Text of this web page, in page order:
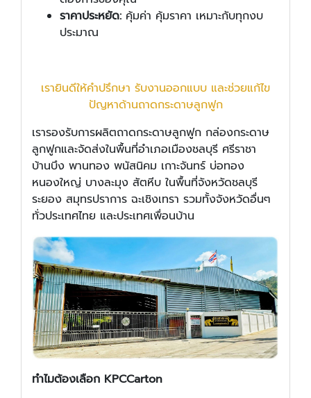
ราคาประหยัด: คุ้มค่า คุ้มราคา เหมาะกับทุกงบ
ประมาณ
เรายินดีให้คำปรึกษา รับงานออกแบบ และช่วยแก้ไข
ปัญหาด้านถาดกระดาษลูกฟูก
เรารองรับการผลิตถาดกระดาษลูกฟูก กล่องกระดาษ
ลูกฟูกและจัดส่งในพื้นที่อำเภอเมืองชลบุรี ศรีราชา
บ้านบึง พานทอง พนัสนิคม เกาะจันทร์ บ่อทอง
หนองใหญ่ บางละมุง สัตหีบ ในพื้นที่จังหวัดชลบุรี
ระยอง สมุทรปราการ ฉะเชิงเทรา รวมทั้งจังหวัดอื่นๆ
ทั่วประเทศไทย และประเทศเพื่อนบ้าน
ทำไมต้องเลือก KPCCarton